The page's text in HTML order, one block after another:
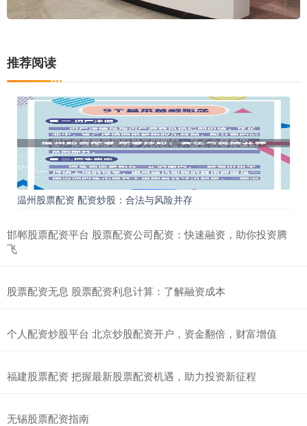
推荐阅读
温州股票配资 配资炒股：合法与风险并存
邯郸股票配资平台 股票配资公司配资：快速融资，助你投资腾
飞
股票配资无息 股票配资利息计算：了解融资成本
个人配资炒股平台 北京炒股配资开户，资金翻倍，财富增值
福建股票配资 把握最新股票配资机遇，助力投资新征程
无锡股票配资指南